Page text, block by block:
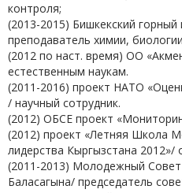
контроля;
(2013-2015) Бишкекский
преподаватель химии,
(2012 по наст. время) ОО
естественным наукам.
(2011-2016) проект НАТО
/ научный сотрудник.
(2012) ОБСЕ проект
(2012) проект «Летняя Школа
лидерства Кыргызстана 2012»/
(2011-2013) Молодежный
Баласагына/ председатель